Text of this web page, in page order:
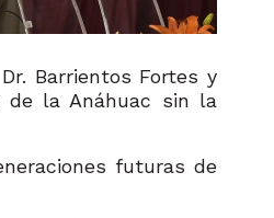
Barrientos Fortes y
de la Anáhuac sin la
futuras de